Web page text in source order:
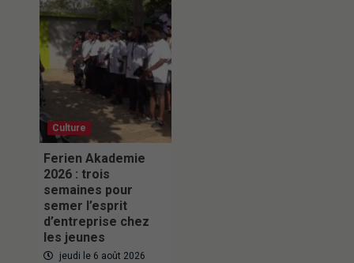
Culture
Ferien Akademie
2026 : trois
semaines pour
semer l’esprit
d’entreprise chez
les jeunes
jeudi le 6 août 2026